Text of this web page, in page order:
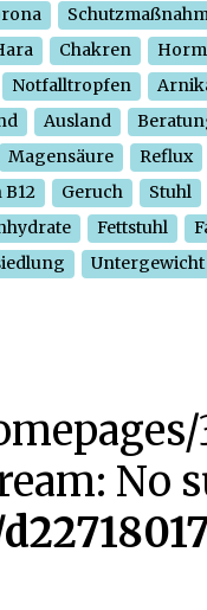
Chakren
Notfalltropfen
Ausland
Magensäure
Reflux
Geruch
Stuhl
Fettstuhl
Untergewicht
No